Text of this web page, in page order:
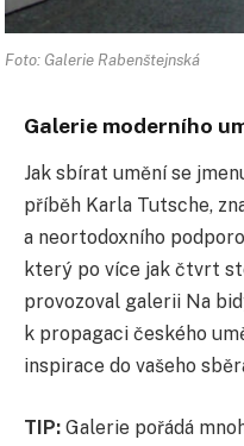
Foto: Galerie Rabenštejnská
Galerie moderního
Jak sbírat umění se
příběh Karla Tutsche,
a neortodoxního
který po více jak čtvrt
provozoval galerii Na
k propagaci českého
inspirace do vašeho
TIP: Galerie pořádá